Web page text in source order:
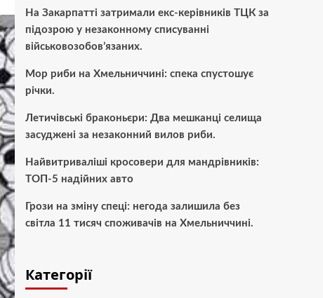
На Закарпатті затримали екс-керівників ТЦК за
підозрою у незаконному списуванні
військовозобов’язаних.
Мор риби на Хмельниччині: спека спустошує
річки.
Летичівські браконьєри: Два мешканці селища
засуджені за незаконний вилов риби.
Найвитриваліші кросовери для мандрівників:
ТОП-5 надійних авто
Грози на зміну спеці: негода залишила без
світла 11 тисяч споживачів на Хмельниччині.
Категорії